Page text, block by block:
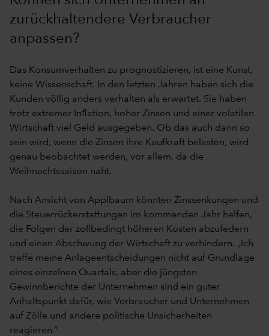
zurückhaltendere Verbraucher
anpassen?
Das Konsumverhalten zu prognostizieren, ist eine Kunst,
keine Wissenschaft. In den letzten Jahren haben sich die
Kunden völlig anders verhalten als erwartet. Sie haben
trotz extremer Inflation, hoher Zinsen und einer volatilen
Wirtschaft viel Geld ausgegeben. Ob das auch dann so
sein wird, wenn die Zinsen ihre Kaufkraft belasten, wird
genau beobachtet werden, vor allem, da die
Weihnachtssaison naht.
Nach Ansicht von Applbaum könnten Zinssenkungen und
die Steuerrückerstattungen im kommenden Jahr helfen,
die Folgen der zollbedingt höheren Kosten abzufedern
und einen Abschwung der Wirtschaft zu verhindern. „Ich
treffe meine Anlageentscheidungen nicht auf Grundlage
eines einzelnen Quartals, aber die jüngsten
Gewinnberichte der Unternehmen sind ein guter
Anhaltspunkt dafür, wie Verbraucher und Unternehmen
auf Zölle und andere politische Unsicherheiten
reagieren.“